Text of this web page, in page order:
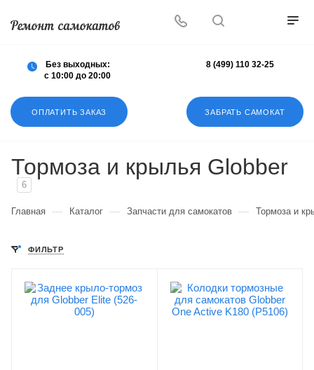
ОПЛАТИТЬ ЗАКАЗ ЗАБРАТЬ САМОКАТ
Без выходных:
с 10:00 до 20:00
8 (499) 110 32-25
Тормоза и крылья Globber
6
Главная — Каталог — Запчасти для самокатов — Тормоза и
ФИЛЬТР